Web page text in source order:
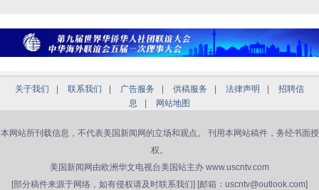
关于我们 联系我们 广告服务 供稿服务 法律声明
招聘信
息
网站地图
本网站所刊载信息，不代表美国新闻网的立场和观点。 刊用本网站稿件，务经书面授
权。
美国新闻网由欧洲华文电视台美国站主办 www.uscntv.com
[部分稿件来源于网络，如有侵权请及时联系我们] [邮箱：uscntv@outlook.com]